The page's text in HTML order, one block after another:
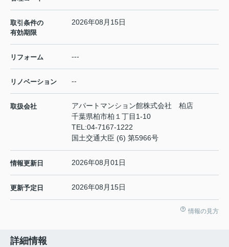
取引条件の
有効期限
2026年08月15日
リフォーム ---
リノベーション --
取扱会社
アパートマンション館株式会社 柏店
千葉県柏市柏１丁目1-10
TEL:04-7167-1222
国土交通大臣 (6) 第5966号
情報更新日 2026年08月01日
更新予定日 2026年08月15日
情報の見方
詳細情報